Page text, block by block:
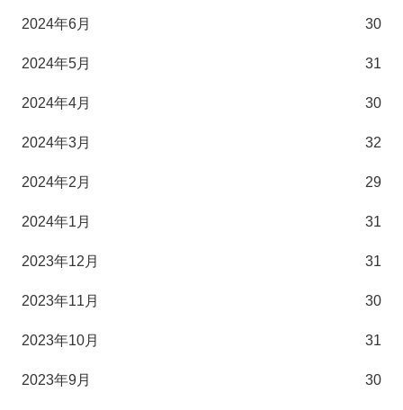
2024年6月 30
2024年5月 31
2024年4月 30
2024年3月 32
2024年2月 29
2024年1月 31
2023年12月 31
2023年11月 30
2023年10月 31
2023年9月 30